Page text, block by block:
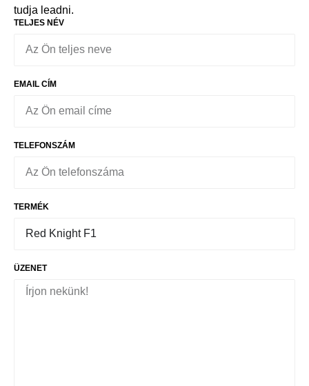
tudja leadni.
TELJES NÉV
EMAIL CÍM
TELEFONSZÁM
TERMÉK
ÜZENET